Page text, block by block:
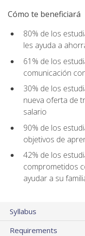
Cómo te beneficiará
80% de los
les ayuda a
61% de los
comunicación
30% de los
nueva oferta de
salario
90% de los
objetivos de
42% de los
comprometidos
ayudar a su
Syllabus
Requirements